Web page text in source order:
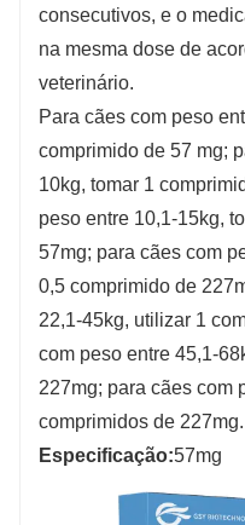
consecutivos, e o
na mesma dose de
veterinário.
Para cães com peso
comprimido de 57 mg;
10kg, tomar 1
peso entre 10,1-15kg,
57mg; para cães com
0,5 comprimido de
22,1-45kg, utilizar 1
com peso entre 45,1-
227mg; para cães com
comprimidos de 227mg.
Especificação:57mg